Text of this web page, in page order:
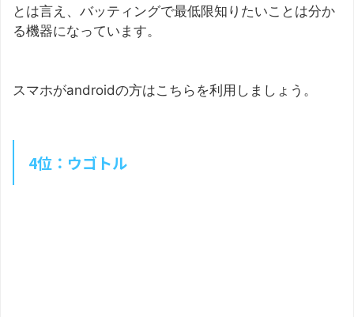
とは言え、バッティングで最低限知りたいことは分か
る機器になっています。
スマホがandroidの方はこちらを利用しましょう。
4位：ウゴトル